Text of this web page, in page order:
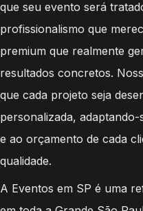
que seu evento será
profissionalismo que
premium que realmente
resultados concretos.
que cada projeto seja
personalizada, adaptando-
e ao orçamento de cada
qualidade.
A Eventos em SP é uma